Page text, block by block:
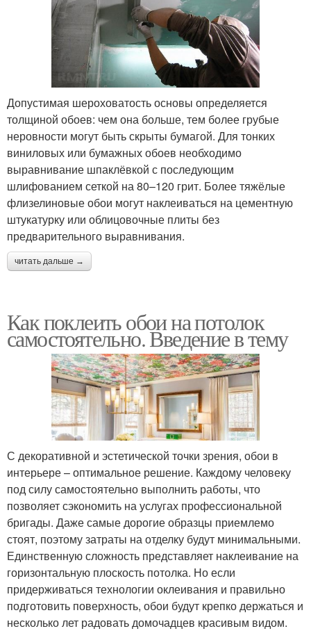
Допустимая шероховатость основы определяется
толщиной обоев: чем она больше, тем более грубые
неровности могут быть скрыты бумагой. Для тонких
виниловых или бумажных обоев необходимо
выравнивание шпаклёвкой с последующим
шлифованием сеткой на 80–120 грит. Более тяжёлые
флизелиновые обои могут наклеиваться на цементную
штукатурку или облицовочные плиты без
предварительного выравнивания.
читать дальше →
Как поклеить обои на потолок
самостоятельно. Введение в тему
С декоративной и эстетической точки зрения, обои в
интерьере – оптимальное решение. Каждому человеку
под силу самостоятельно выполнить работы, что
позволяет сэкономить на услугах профессиональной
бригады. Даже самые дорогие образцы приемлемо
стоят, поэтому затраты на отделку будут минимальными.
Единственную сложность представляет наклеивание на
горизонтальную плоскость потолка. Но если
придерживаться технологии оклеивания и правильно
подготовить поверхность, обои будут крепко держаться и
несколько лет радовать домочадцев красивым видом.